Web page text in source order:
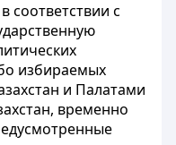
соответствии с
избираемых
и Палатами
временно